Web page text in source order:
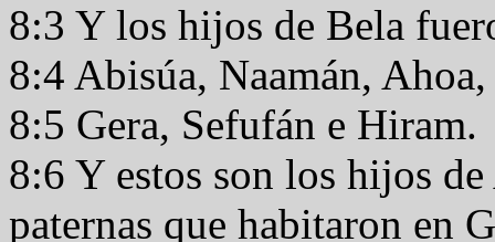
8:3 Y los hijos de Bela
8:4 Abisúa, Naamán,
8:5 Gera, Sefufán e Hiram.
8:6 Y estos son los hijos
paternas que habitaron en